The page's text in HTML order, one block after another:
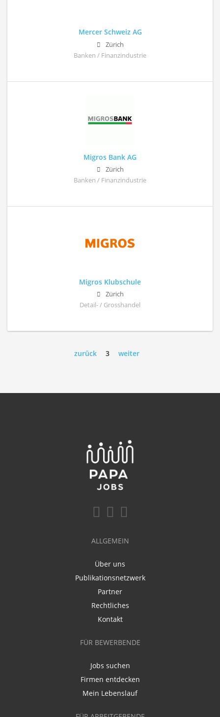
Mercer Schweiz AG
Zürich
Banken / Finanzindustrie
Migros Bank AG
Zürich
Banken / Finanzindustrie
Migros Klubschule
Zürich
Detail- / Grosshandel
zurück 3 weiter
ALLGEMEIN
Über uns
Publikationsnetzwerk
Partner
Rechtliches
Kontakt
FÜR BEWERBENDE
Jobs suchen
Firmen entdecken
Mein Lebenslauf